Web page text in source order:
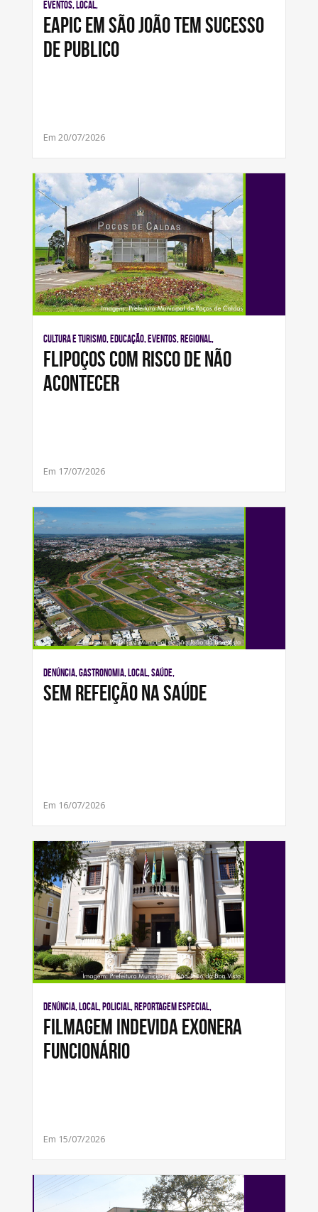
Eventos, Local,
EAPIC EM SÃO JOÃO TEM SUCESSO
DE PUBLICO
Em 20/07/2026
Cultura e Turismo, Educação, Eventos, Regional,
FLIPOÇOS COM RISCO DE NÃO
ACONTECER
Em 17/07/2026
Denúncia, Gastronomia, Local, Saúde,
SEM REFEIÇÃO NA SAÚDE
Em 16/07/2026
Denúncia, Local, Policial, Reportagem Especial,
FILMAGEM INDEVIDA EXONERA
FUNCIONÁRIO
Em 15/07/2026